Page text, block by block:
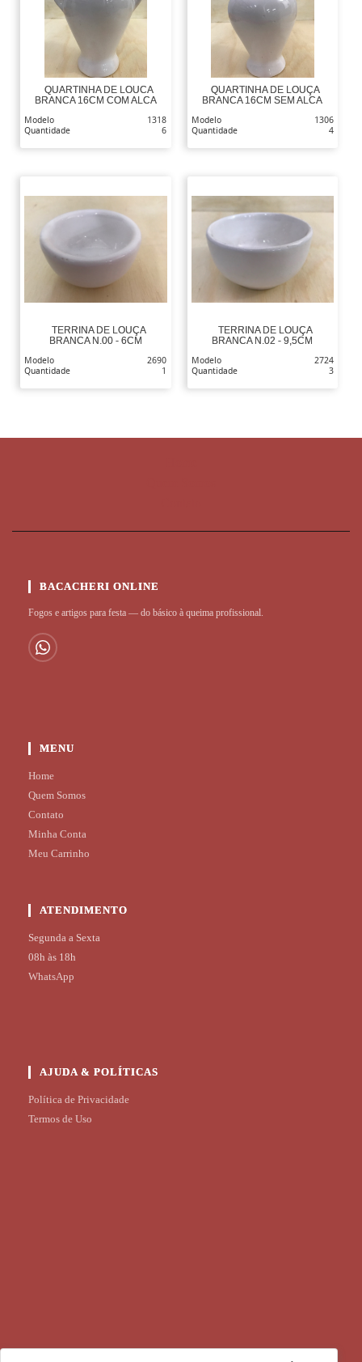
QUARTINHA DE LOUCA
BRANCA 16CM COM ALCA
Modelo
1318
Quantidade
6
QUARTINHA DE LOUÇA
BRANCA 16CM SEM ALCA
Modelo
1306
Quantidade
4
TERRINA DE LOUÇA
BRANCA N.00 - 6CM
Modelo
2690
Quantidade
1
TERRINA DE LOUÇA
BRANCA N.02 - 9,5CM
Modelo
2724
Quantidade
3
BACACHERI ONLINE
Fogos e artigos para festa — do básico à queima profissional.
MENU
Home
Quem Somos
Contato
Minha Conta
Meu Carrinho
ATENDIMENTO
Segunda a Sexta
08h às 18h
WhatsApp
AJUDA & POLÍTICAS
Política de Privacidade
Termos de Uso